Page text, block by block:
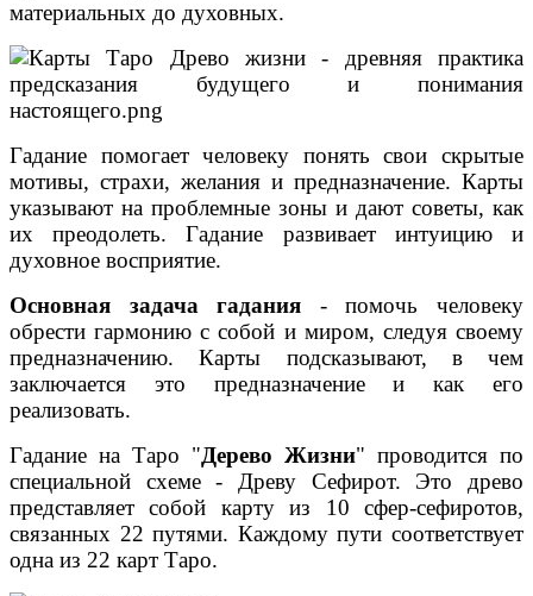
материальных до духовных.
Гадание помогает человеку понять свои скрытые
мотивы, страхи, желания и предназначение. Карты
указывают на проблемные зоны и дают советы, как
их преодолеть. Гадание развивает интуицию и
духовное восприятие.
Основная задача гадания - помочь человеку
обрести гармонию с собой и миром, следуя своему
предназначению. Карты подсказывают, в чем
заключается это предназначение и как его
реализовать.
Гадание на Таро "Дерево Жизни" проводится по
специальной схеме - Древу Сефирот. Это древо
представляет собой карту из 10 сфер-сефиротов,
связанных 22 путями. Каждому пути соответствует
одна из 22 карт Таро.